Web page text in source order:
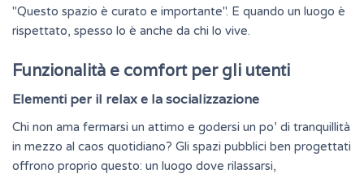
"Questo spazio è curato e importante". E quando un luogo è
rispettato, spesso lo è anche da chi lo vive.
Funzionalità e comfort per gli utenti
Elementi per il relax e la socializzazione
Chi non ama fermarsi un attimo e godersi un po’ di tranquillità
in mezzo al caos quotidiano? Gli spazi pubblici ben progettati
offrono proprio questo: un luogo dove rilassarsi,